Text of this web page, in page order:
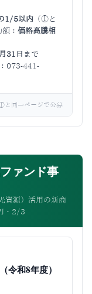
1/5以内 （①と
： 価格高騰相
31日 まで
073-441-
と同一ページで公募
ァンド事
資源）活用の新商
・2/3
令和8年度）